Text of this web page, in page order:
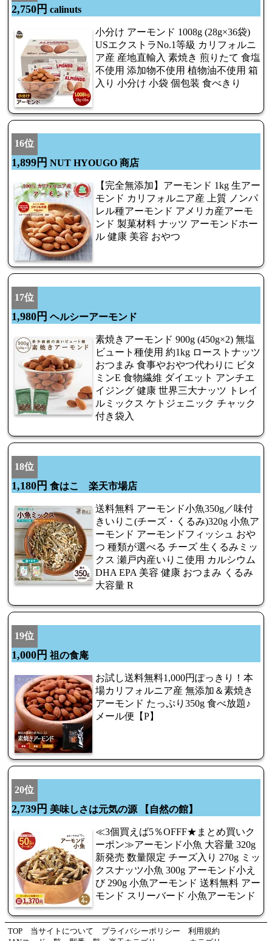
2,750円 calinuts
小分け アーモンド 1008g (28g×36袋)
USエクストラNo.1等級 カリフォルニ
ア産 産地直輸入 素焼き 煎りたて 食塩
不使用 添加物不使用 植物油不使用 箱
入り 小分け 小袋 個包装 食べきり
16位
1,899円 NUT HYOUGO 商店
【完全無添加】アーモンド 1kg 生アー
モンド カリフォルニア産 上質 ノンパ
レル種アーモンド アメリカ産アーモ
ンド 製菓材料 ナッツ アーモンドホー
ル 健康 美容 おやつ
17位
1,980円 ヘルシーアーモンド
素焼きアーモンド 900g (450g×2) 無塩
ビュート種使用 約1kg ローストナッツ
おつまみ 食事やおやつ代わりに ビタ
ミンE 食物繊維 ダイエット アンチエ
イジング 健康 世界三大ナッツ トレイ
ルミックス ケトジェニック チャック
付き袋入
18位
1,180円 食はこ 楽天市場店
送料無料 アーモンド小魚350g／味付
きいりこ(チーズ・くるみ)320g 小魚ア
ーモンド アーモンドフィッシュ おや
つ 種類が選べる チーズ 生くるみミッ
クス 瀬戸内産いりこ使用 カルシウム
DHA EPA 美容 健康 おつまみ くるみ
大容量 R
19位
1,000円 祖の食庵
お試し送料無料1,000円ぽっきり！本
場カリフォルニア産 無添加＆素焼き
アーモンド たっぷり350g 食べ放題♪
メール便【P】
20位
2,739円 美味しさは元気の源 【自然の館】
≪3個買えば5％OFFF★まとめ買いク
ーポン≫アーモンド小魚 大容量 320g
新発売 数量限定 チーズ入り 270g ミッ
クスナッツ小魚 300g アーモンド小え
び 290g 小魚アーモンド 送料無料 アー
モンド スリーバード 小魚アーモンド
TOP 当サイトについて プライバシーポリシー
利用規約